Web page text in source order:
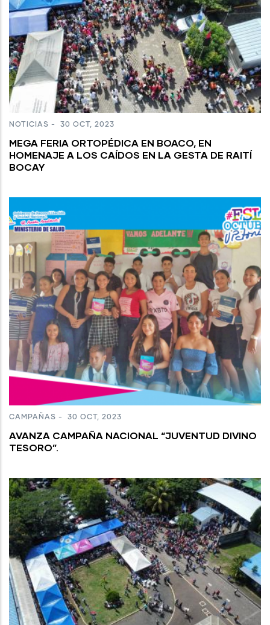
NOTICIAS - 30 OCT, 2023
MEGA FERIA ORTOPÉDICA EN BOACO, EN
HOMENAJE A LOS CAÍDOS EN LA GESTA DE RAITÍ
BOCAY
CAMPAÑAS - 30 OCT, 2023
AVANZA CAMPAÑA NACIONAL “JUVENTUD DIVINO
TESORO”.